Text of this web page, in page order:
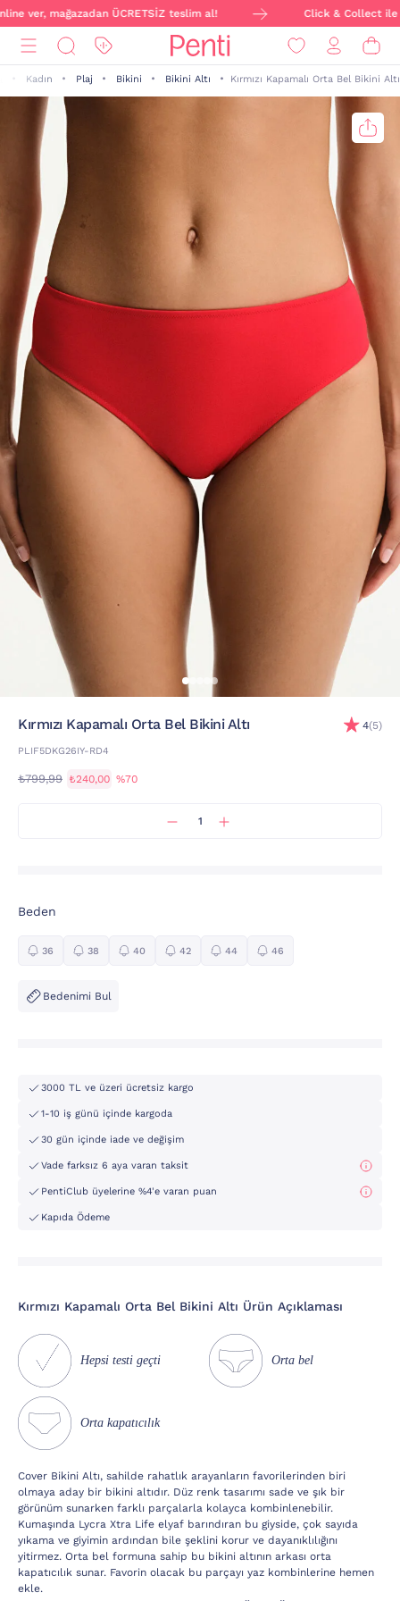
ver, mağazadan ÜCRETSİZ teslim al! Click & Collect ile
Kadın Plaj Bikini Bikini Altı Kırmızı Kapamalı Orta Bel Bikini Altı
Kırmızı Kapamalı Orta Bel Bikini Altı
PLIF5DKG26IY-RD4
4(5)
₺799,99 ₺240,00 %70
Beden
36 38 40 42 44 46
Bedenimi Bul
3000 TL ve üzeri ücretsiz kargo
1-10 iş günü içinde kargoda
30 gün içinde iade ve değişim
Vade farksız 6 aya varan taksit
PentiClub üyelerine %4'e varan puan
Kapıda Ödeme
Kırmızı Kapamalı Orta Bel Bikini Altı Ürün Açıklaması
Hepsi testi geçti Orta bel
Orta kapatıcılık
Cover Bikini Altı, sahilde rahatlık arayanların favorilerinden biri
olmaya aday bir bikini altıdır. Düz renk tasarımı sade ve şık bir
görünüm sunarken farklı parçalarla kolayca kombinlenebilir.
Kumaşında Lycra Xtra Life elyaf barındıran bu giyside, çok sayıda
yıkama ve giyimin ardından bile şeklini korur ve dayanıklılığını
yitirmez. Orta bel formuna sahip bu bikini altının arkası orta
kapatıcılık sunar. Favorin olacak bu parçayı yaz kombinlerine hemen
ekle.